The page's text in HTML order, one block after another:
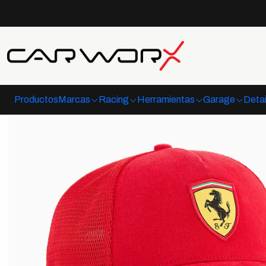
ProductosMarcas Racing Herramientas Garage